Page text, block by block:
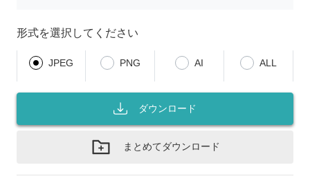
形式を選択してください
JPEG PNG AI ALL
ダウンロード
まとめてダウンロード